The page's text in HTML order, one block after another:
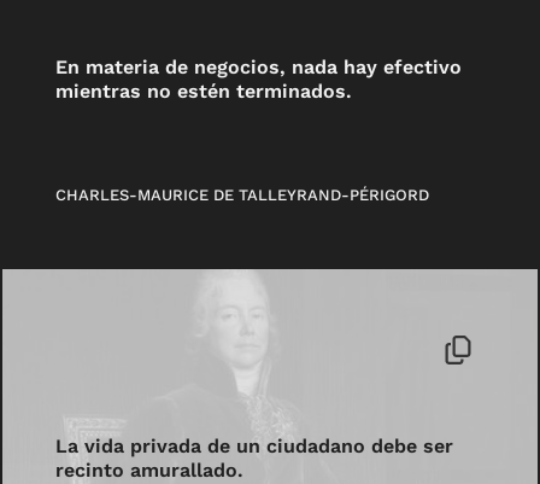
En materia de negocios, nada hay efectivo
mientras no estén terminados.
CHARLES-MAURICE DE TALLEYRAND-PÉRIGORD
La vida privada de un ciudadano debe ser
recinto amurallado.